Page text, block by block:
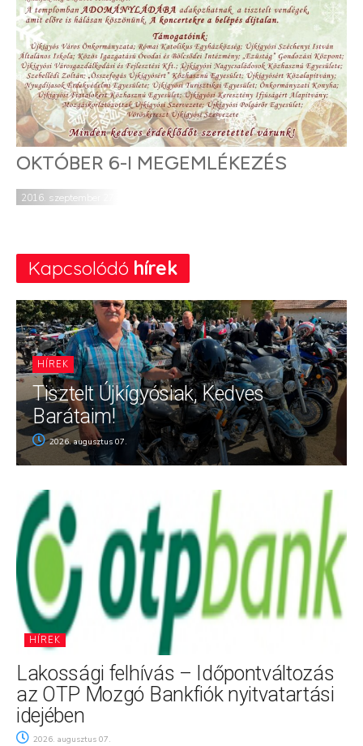
OKTÓBER 6-I MEGEMLÉKEZÉS
2016. szeptember 27.
Kapcsolódó hírek
HÍREK
Tisztelt Újkígyósiak, Kedves
Barátaim!
2026. augusztus 07.
HÍREK
Lakossági felhívás – Időpontváltozás
az OTP Mozgó Bankfiók nyitvatartási
idejében
2026. augusztus 07.